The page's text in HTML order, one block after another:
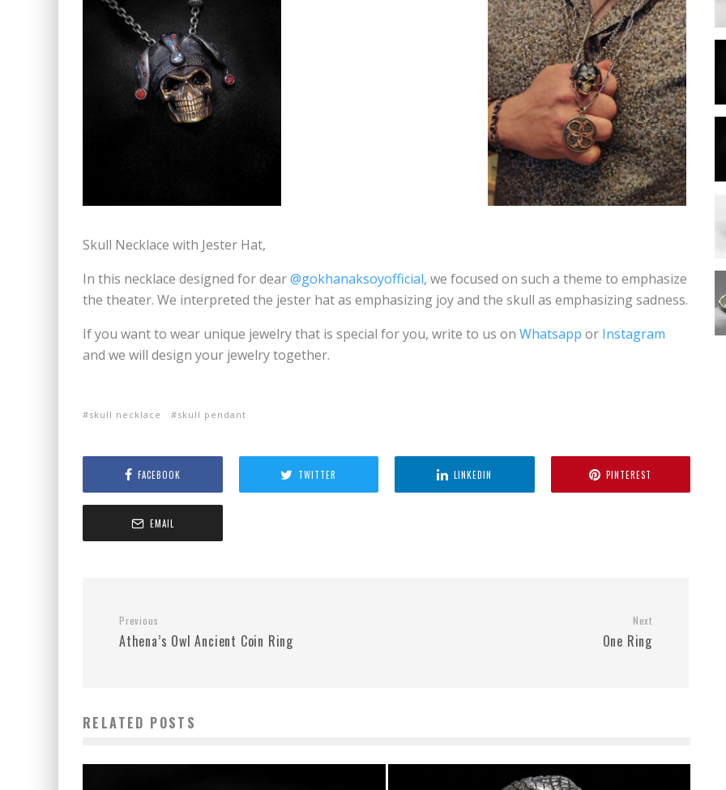
Skull Necklace with Jester Hat,
In this necklace designed for dear@gokhanaksoyofficial, we focused on such a theme to emphasize
the theater. We interpreted the jester hat as emphasizing joy and the skull as emphasizing sadness.
If you want to wear unique jewelry that is special for you, write to us on Whatsapp or Instagram
and we will design your jewelry together.
skull necklace skull pendant
FACEBOOK TWITTER LINKEDIN PINTEREST
EMAIL
Previous
Athena’s Owl Ancient Coin Ring
Next
One Ring
RELATED POSTS